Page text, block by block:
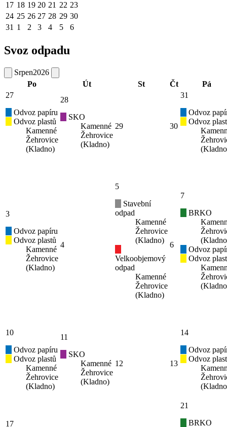
17 18 19 20 21 22 23
24 25 26 27 28 29 30
31 1 2 3 4 5 6
Svoz odpadu
Srpen2026
Po
Út St Čt
Pá
27
Odvoz papíru
Odvoz plastů
Kamenné
Žehrovice
(Kladno)
28
SKO
Kamenné
Žehrovice
(Kladno)
29 30
31
Odvoz
Odvoz
3
Odvoz papíru
Odvoz plastů
Kamenné
Žehrovice
(Kladno)
4
5
Stavební
odpad
Kamenné
Žehrovice
(Kladno)
Velkoobjemový
odpad
Kamenné
Žehrovice
(Kladno)
6
7
BRKO
Odvoz
Odvoz
10
Odvoz papíru
Odvoz plastů
Kamenné
Žehrovice
(Kladno)
11
SKO
Kamenné
Žehrovice
(Kladno)
12 13
14
Odvoz
Odvoz
17
21
BRKO